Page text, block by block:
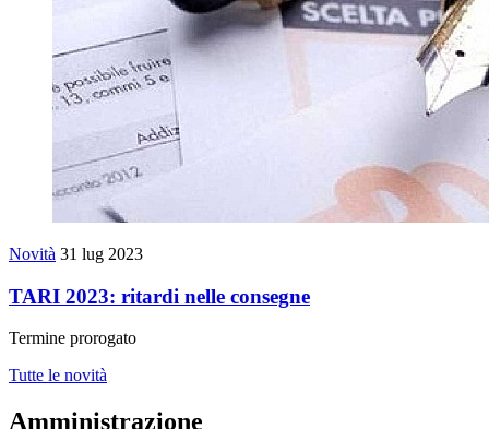
Novità 31 lug 2023
TARI 2023: ritardi nelle consegne
Termine prorogato
Tutte le novità
Amministrazione